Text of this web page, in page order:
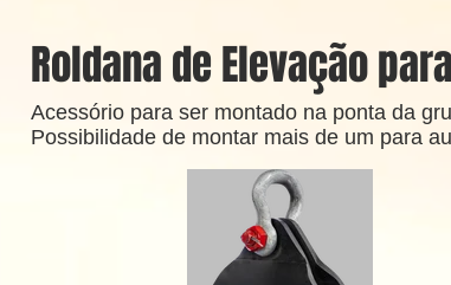
Roldana de Elevação
Acessório para ser montado na ponta da
Possibilidade de montar mais de um para